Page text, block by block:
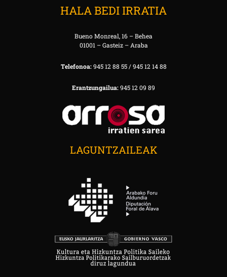
HALA BEDI IRRATIA
Bueno Monreal, 16 – Behea
01001 – Gasteiz – Araba
Telefonoa:945 12 88 55 / 945 12 14 88
Erantzungailua:945 12 09 89
LAGUNTZAILEAK